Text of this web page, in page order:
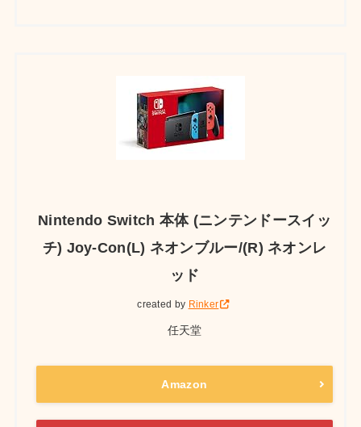
Nintendo Switch 本体 (ニンテンドースイッ
チ) Joy-Con(L) ネオンブルー/(R) ネオンレ
ッド
created by Rinker
任天堂
Amazon